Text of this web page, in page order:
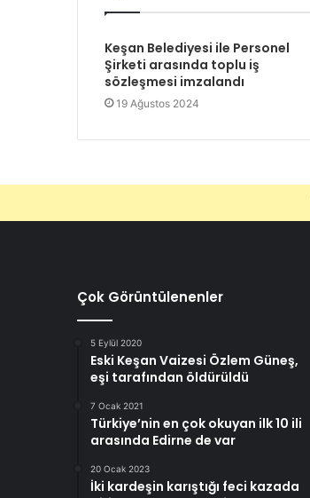
Keşan Belediyesi ile Personel
Şirketi arasında toplu iş
sözleşmesi imzalandı
19 Ağustos 2024
Çok Görüntülenenler
5 Eylül 2020
Eski Keşan Vaizesi Özlem Güneş,
eşi tarafından öldürüldü
7 Ocak 2021
Türkiye’nin en çok okuyan ilk 10 ili
arasında Edirne de var
20 Ocak 2023
İki kardeşin karıştığı feci kazada